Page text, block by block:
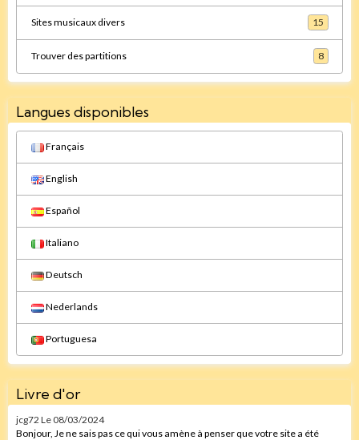
Sites musicaux divers 15
Trouver des partitions 8
Langues disponibles
Français
English
Español
Italiano
Deutsch
Nederlands
Portuguesa
Livre d'or
jcg72 Le 08/03/2024
Bonjour, Je ne sais pas ce qui vous amène à penser que votre site a été